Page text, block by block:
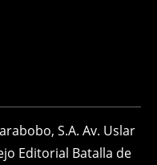
S.A. Av. Uslar
Editorial Batalla de